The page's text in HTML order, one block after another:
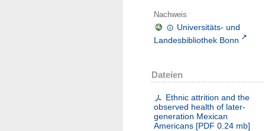
Nachweis
Universitäts- und
Landesbibliothek Bonn
Dateien
Ethnic attrition and the
observed health of later-
generation Mexican
Americans [PDF 0.24 mb]